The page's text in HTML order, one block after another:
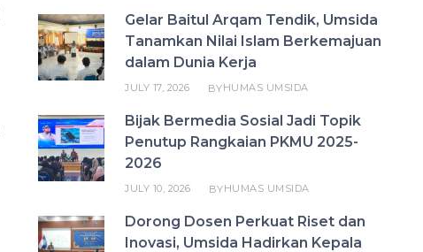
Gelar Baitul Arqam Tendik, Umsida
Tanamkan Nilai Islam Berkemajuan
dalam Dunia Kerja
JULY 17, 2026 BYHUMAS UMSIDA
Bijak Bermedia Sosial Jadi Topik
Penutup Rangkaian PKMU 2025-
2026
JULY 10, 2026 BYHUMAS UMSIDA
Dorong Dosen Perkuat Riset dan
Inovasi, Umsida Hadirkan Kepala